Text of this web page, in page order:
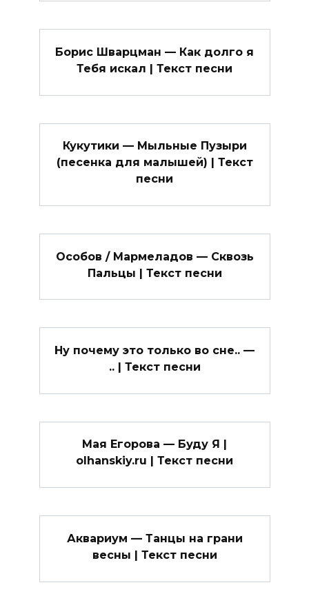
Борис Шварцман — Как долго я
Тебя искал | Текст песни
Кукутики — Мыльные Пузыри
(песенка для малышей) | Текст
песни
Особов / Мармеладов — Сквозь
Пальцы | Текст песни
Ну почему это только во сне.. —
.. | Текст песни
Мая Егорова — Буду Я |
olhanskiy.ru | Текст песни
Аквариум — Танцы на грани
весны | Текст песни